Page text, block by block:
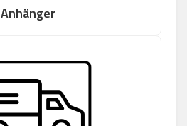
Anhänger